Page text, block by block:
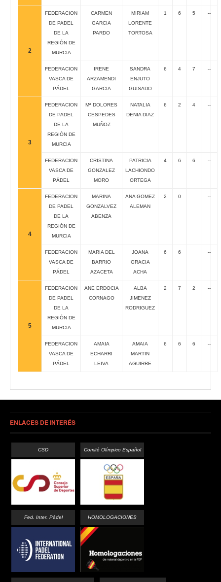
2
FEDERACION
DE PADEL
DE LA
REGIÓN DE
MURCIA
CARMEN
GARCIA
PARDO
MIRIAM
LORENTE
TORTOSA
1 6 5 --
FEDERACION
VASCA DE
PÁDEL
IRENE
ARZAMENDI
GARCIA
SANDRA
ENJUTO
GUISADO
6 4 7 --
3
FEDERACION
DE PADEL
DE LA
REGIÓN DE
MURCIA
Mª DOLORES
CESPEDES
MUÑOZ
NATALIA
DENIA DIAZ
6 2 4 --
FEDERACION
VASCA DE
PÁDEL
CRISTINA
GONZALEZ
MORO
PATRICIA
LACHIONDO
ORTEGA
4 6 6 --
4
FEDERACION
DE PADEL
DE LA
REGIÓN DE
MURCIA
MARINA
GONZALVEZ
ABENZA
ANA GOMEZ
ALEMAN
2 0 --
FEDERACION
VASCA DE
PÁDEL
MARIA DEL
BARRIO
AZACETA
JOANA
GRACIA
ACHA
6 6 --
5
FEDERACION
DE PADEL
DE LA
REGIÓN DE
MURCIA
ANE ERDOCIA
CORNAGO
ALBA
JIMENEZ
RODRIGUEZ
2 7 2 --
FEDERACION
VASCA DE
PÁDEL
AMAIA
ECHARRI
LEIVA
AMAIA
MARTIN
AGUIRRE
6 6 6 --
ENLACES DE INTERÉS
CSD Comité Olímpico Español
Fed. Inter. Pádel HOMOLOGACIONES